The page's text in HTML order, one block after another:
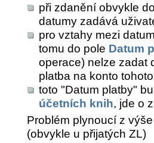
při zdanění obvykle
datumy zadává
pro vztahy mezi
tomu do pole Datum
operace) nelze zadat
platba na konto
toto "Datum platby"
účetních knih, jde o
Problém plynoucí z
(obvykle u přijatých ZL)